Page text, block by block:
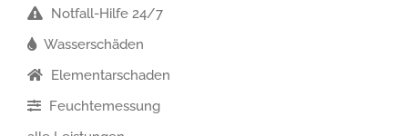
Notfall-Hilfe 24/7
Wasserschäden
Elementarschaden
Feuchtemessung